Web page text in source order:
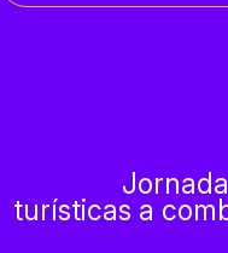
turísticas a